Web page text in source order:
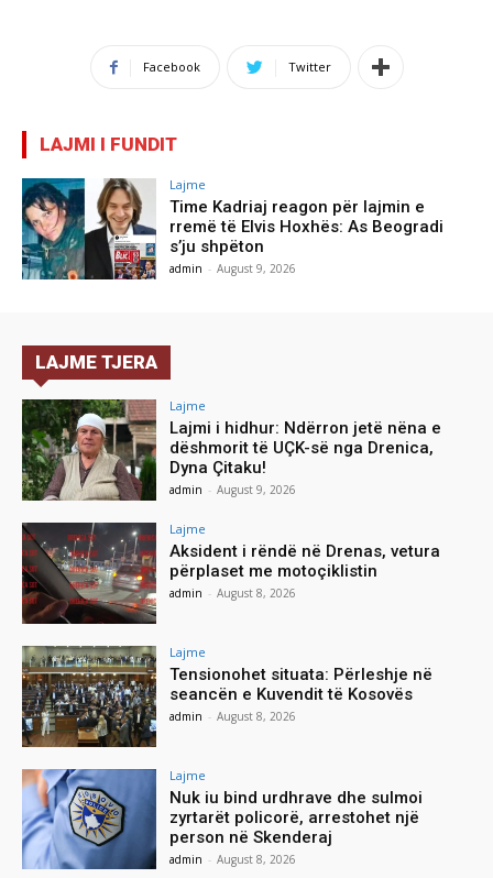
Facebook Twitter
LAJMI I FUNDIT
Lajme
Time Kadriaj reagon për lajmin e
rremë të Elvis Hoxhës: As Beogradi
s’ju shpëton
admin - August 9, 2026
LAJME TJERA
Lajme
Lajmi i hidhur: Ndërron jetë nëna e
dëshmorit të UÇK-së nga Drenica,
Dyna Çitaku!
admin - August 9, 2026
Lajme
Aksident i rëndë në Drenas, vetura
përplaset me motoçiklistin
admin - August 8, 2026
Lajme
Tensionohet situata: Përleshje në
seancën e Kuvendit të Kosovës
admin - August 8, 2026
Lajme
Nuk iu bind urdhrave dhe sulmoi
zyrtarët policorë, arrestohet një
person në Skenderaj
admin - August 8, 2026